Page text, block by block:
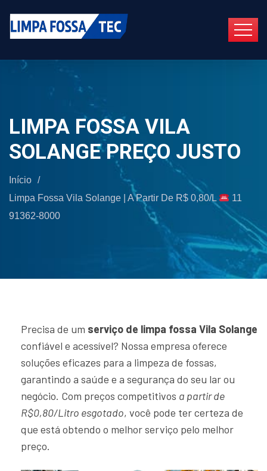
LIMPA FOSSA VILA
SOLANGE PREÇO JUSTO
Início /
Limpa Fossa Vila Solange | A Partir De R$ 0,80/L
11
91362-8000
Precisa de um serviço de limpa fossa Vila Solange
confiável e acessível? Nossa empresa oferece
soluções eficazes para a limpeza de fossas,
garantindo a saúde e a segurança do seu lar ou
negócio. Com preços competitivos a partir de
R$0,80/Litro esgotado, você pode ter certeza de
que está obtendo o melhor serviço pelo melhor
preço.